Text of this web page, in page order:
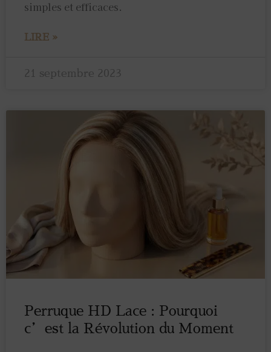
simples et efficaces.
LIRE »
21 septembre 2023
Perruque HD Lace : Pourquoi
c’est la Révolution du Moment